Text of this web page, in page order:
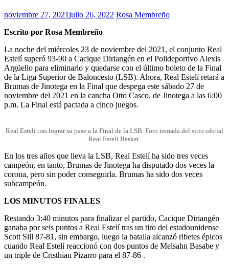
noviembre 27, 2021julio 26, 2022 Rosa Membreño
Escrito por Rosa Membreño
La noche del miércoles 23 de noviembre del 2021, el conjunto Real
Estelí superó 93-90 a Cacique Diriangén en el Polideportivo Alexis
Argüello para eliminarlo y quedarse con el último boleto de la Final
de la Liga Superior de Baloncesto (LSB). Ahora, Real Estelí retará a
Brumas de Jinotega en la Final que despega este sábado 27 de
noviembre del 2021 en la cancha Otto Casco, de Jinotega a las 6:00
p.m. La Final está pactada a cinco juegos.
Real Estelí tras lograr su pase a la Final de la LSB. Foto tomada del sitio oficial
Real Estelí Basket.
En los tres años que lleva la LSB, Real Estelí ha sido tres veces
campeón, en tanto, Brumas de Jinotega ha disputado dos veces la
corona, pero sin poder conseguirla. Brumas ha sido dos veces
subcampeón.
LOS MINUTOS FINALES
Restando 3:40 minutos para finalizar el partido, Cacique Diriangén
ganaba por seis puntos a Real Estelí tras un tiro del estadounidense
Scott Sill 87-81, sin embargo, luego la batalla alcanzó ribetes épicos
cuando Real Estelí reaccionó con dos puntos de Melsahn Basabe y
un triple de Cristhian Pizarro para el 87-86 .